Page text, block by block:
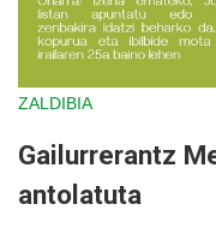
ZALDIBIA
Gailurrerantz
antolatuta